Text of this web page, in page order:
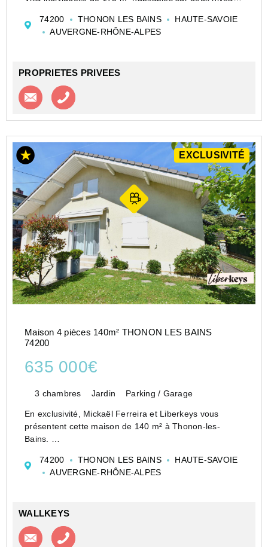
m².
Elle est composée au rez-de-chaussée d...
74200 THONON LES BAINS
HAUTE-SAVOIE
AUVERGNE-RHÔNE-ALPES
PROPRIETES PRIVEES
Contacter l'agence
EXCLUSIVITÉ
Maison 4 pièces 140m² THONON LES BAINS
74200
635 000€
3 chambres Jardin Parking / Garage
En exclusivité, Mickaël Ferreira et Liberkeys vous
présentent cette maison de 140 m² à Thonon-les-
Bains.
Thonon. Quelques minutes à pied séparent cette
maison de la plage, de la piscine municipale et du
74200 THONON LES BAINS
HAUTE-SAVOIE
AUVERGNE-RHÔNE-ALPES
WALLKEYS
Contacter l'agence